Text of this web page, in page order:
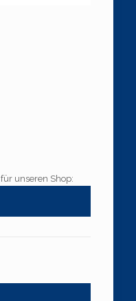
unseren Shop: